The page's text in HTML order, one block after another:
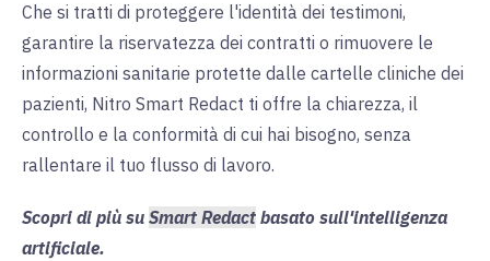
Che si tratti di proteggere l'identità dei testimoni,
garantire la riservatezza dei contratti o rimuovere le
informazioni sanitarie protette dalle cartelle cliniche dei
pazienti, Nitro Smart Redact ti offre la chiarezza, il
controllo e la conformità di cui hai bisogno, senza
rallentare il tuo flusso di lavoro.
Scopri di più su Smart Redact basato sull'intelligenza
artificiale.